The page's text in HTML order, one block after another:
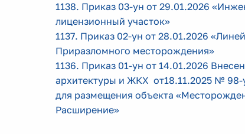
1138. Приказ 03-ун от 29.01.2026
лицензионный участок»
1137. Приказ 02-ун от 28.01.2026
Приразломного месторождения»
1136. Приказ 01-ун от 14.01.2026
архитектуры и ЖКХ от18.11.2025 №
для размещения объекта
Расширение»